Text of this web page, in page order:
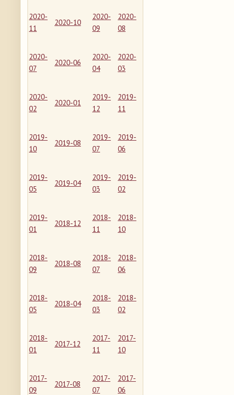
2020-
11
2020-10
2020-
09
2020-
08
2020-
07
2020-06
2020-
04
2020-
03
2020-
02
2020-01
2019-
12
2019-
11
2019-
10
2019-08
2019-
07
2019-
06
2019-
05
2019-04
2019-
03
2019-
02
2019-
01
2018-12
2018-
11
2018-
10
2018-
09
2018-08
2018-
07
2018-
06
2018-
05
2018-04
2018-
03
2018-
02
2018-
01
2017-12
2017-
11
2017-
10
2017-
09
2017-08
2017-
07
2017-
06